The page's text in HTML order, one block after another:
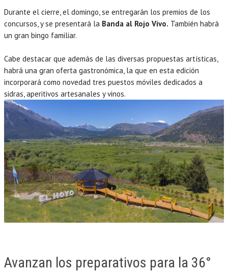
Durante el cierre, el domingo, se entregarán los premios de los
concursos, y se presentará la Banda al Rojo Vivo. También habrá
un gran bingo familiar.
Cabe destacar que además de las diversas propuestas artísticas,
habrá una gran oferta gastronómica, la que en esta edición
incorporará como novedad tres puestos móviles dedicados a
sidras, aperitivos artesanales y vinos.
Avanzan los preparativos para la 36°